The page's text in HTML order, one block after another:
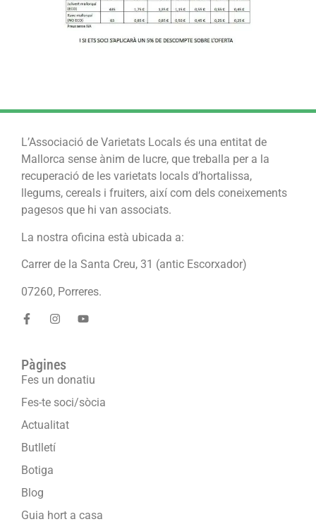
L’Associació de Varietats Locals és una entitat de
Mallorca sense ànim de lucre, que treballa per a la
recuperació de les varietats locals d’hortalissa,
llegums, cereals i fruiters, així com dels coneixements
pagesos que hi van associats.
La nostra oficina està ubicada a:
Carrer de la Santa Creu, 31 (antic Escorxador)
07260, Porreres.
Pàgines
Fes un donatiu
Fes-te soci/sòcia
Actualitat
Butlletí
Botiga
Blog
Guia hort a casa